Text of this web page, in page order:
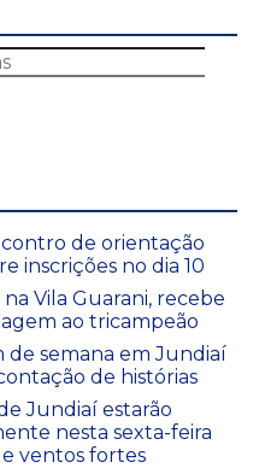
de orientação
inscrições no dia 10
Vila Guarani, recebe
ao tricampeão
semana em Jundiaí
de histórias
Jundiaí estarão
nesta sexta-feira
ventos fortes